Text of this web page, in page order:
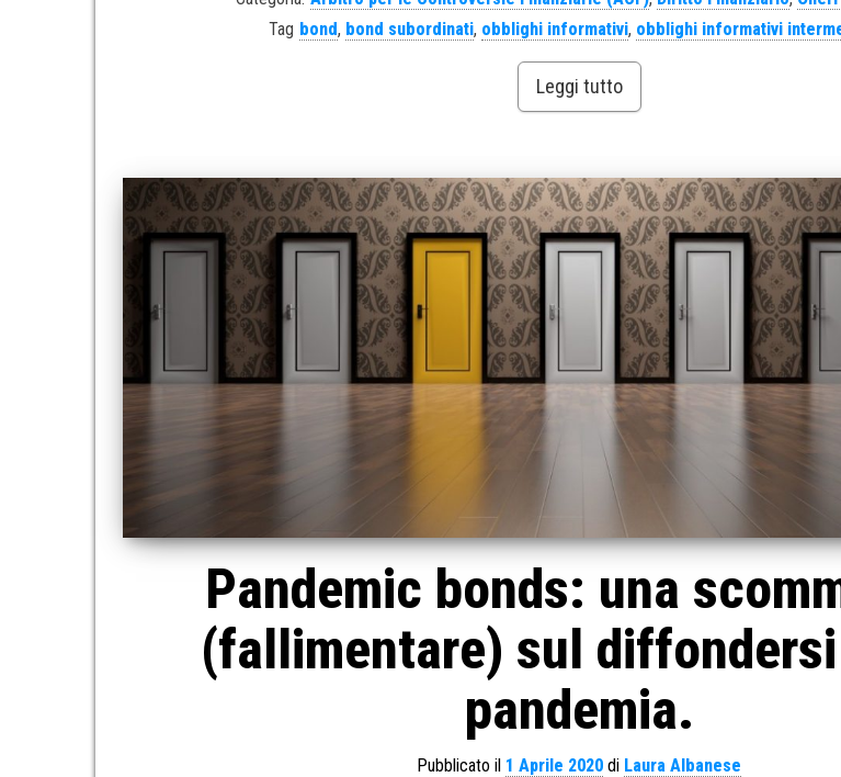
Tag bond, bond subordinati, obblighi informativi, obblighi informativi
Leggi tutto
Pandemic bonds: una
(fallimentare) sul
pandemia.
Pubblicato il 1 Aprile 2020 di Laura Albanese